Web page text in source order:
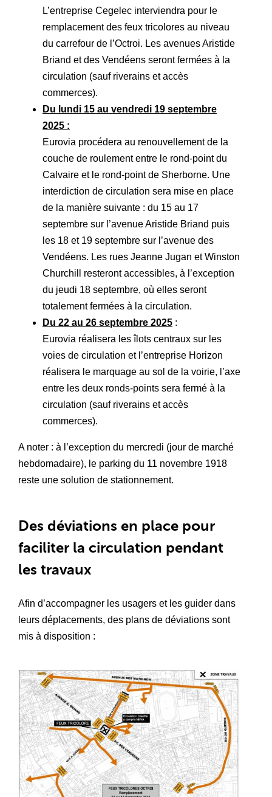
L’entreprise Cegelec interviendra pour le
remplacement des feux tricolores au niveau
du carrefour de l’Octroi. Les avenues Aristide
Briand et des Vendéens seront fermées à la
circulation (sauf riverains et accès
commerces).
Du lundi 15 au vendredi 19 septembre
2025 :
Eurovia procédera au renouvellement de la
couche de roulement entre le rond-point du
Calvaire et le rond-point de Sherborne. Une
interdiction de circulation sera mise en place
de la manière suivante : du 15 au 17
septembre sur l’avenue Aristide Briand puis
les 18 et 19 septembre sur l’avenue des
Vendéens. Les rues Jeanne Jugan et Winston
Churchill resteront accessibles, à l’exception
du jeudi 18 septembre, où elles seront
totalement fermées à la circulation.
Du 22 au 26 septembre 2025:
Eurovia réalisera les îlots centraux sur les
voies de circulation et l’entreprise Horizon
réalisera le marquage au sol de la voirie, l’axe
entre les deux ronds-points sera fermé à la
circulation (sauf riverains et accès
commerces).
A noter : à l’exception du mercredi (jour de marché
hebdomadaire), le parking du 11 novembre 1918
reste une solution de stationnement.
Des déviations en place pour
faciliter la circulation pendant
les travaux
Afin d’accompagner les usagers et les guider dans
leurs déplacements, des plans de déviations sont
mis à disposition :